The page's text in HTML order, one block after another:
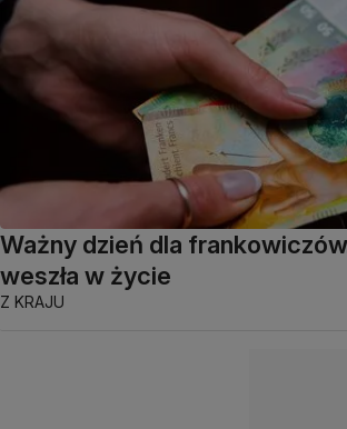
Ważny dzień dla
weszła w życie
Z KRAJU